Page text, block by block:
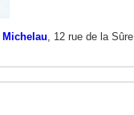
Michelau , 12 rue de la Sûre